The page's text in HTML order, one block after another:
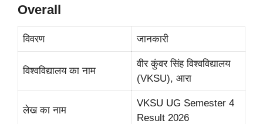
Overall
विवरण जानकारी
विश्वविद्यालय का नाम
वीर कुंवर सिंह विश्वविद्यालय
(VKSU), आरा
लेख का नाम
VKSU UG Semester 4
Result 2026